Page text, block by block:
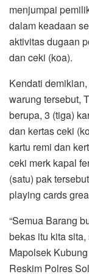
menjumpai
dalam keadaan
aktivitas dugaan
dan ceki (koa).
Kendati
warung tersebut,
berupa, 3 (tiga)
dan kertas ceki
kartu remi dan
ceki merk kapal
(satu) pak
playing cards
“Semua Barang
bekas itu kita
Mapolsek
Reskim Polres